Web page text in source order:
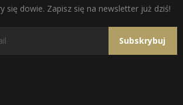
się dowie. Zapisz się na newsletter już dziś!
Subskrybuj